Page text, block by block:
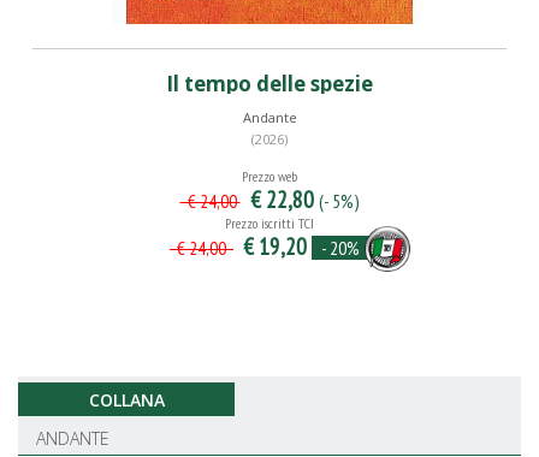
Il tempo delle spezie
Andante
(2026)
Prezzo web
€ 24,00 € 22,80 (- 5%)
Prezzo iscritti TCI
€ 24,00 € 19,20 - 20%
COLLANA
ANDANTE